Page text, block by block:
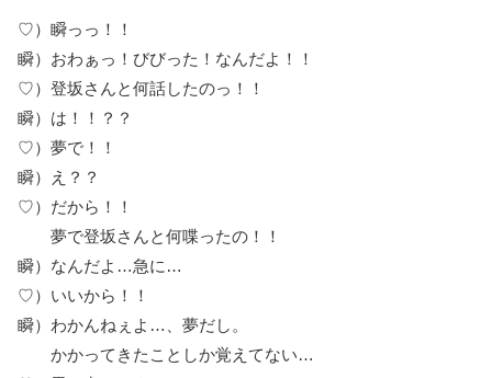
♡）瞬っっ！！
瞬）おわぁっ！びびった！なんだよ！！
♡）登坂さんと何話したのっ！！
瞬）は！！？？
♡）夢で！！
瞬）え？？
♡）だから！！
夢で登坂さんと何喋ったの！！
瞬）なんだよ…急に…
♡）いいから！！
瞬）わかんねぇよ…、夢だし。
かかってきたことしか覚えてない…